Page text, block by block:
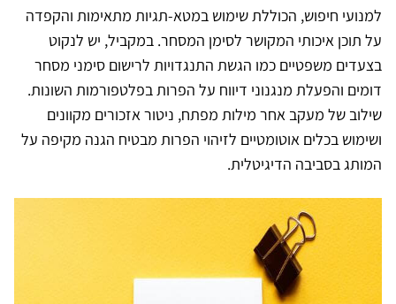
למנועי חיפוש, הכוללת שימוש במטא-תגיות מתאימות והקפדה
על תוכן איכותי המקושר לסימן המסחר. במקביל, יש לנקוט
בצעדים משפטיים כמו הגשת התנגדויות לרישום סימני מסחר
דומים והפעלת מנגנוני דיווח על הפרות בפלטפורמות השונות.
שילוב של מעקב אחר מילות מפתח, ניטור אזכורים מקוונים
ושימוש בכלים אוטומטיים לזיהוי הפרות מבטיח הגנה מקיפה על
המותג בסביבה הדיגיטלית.